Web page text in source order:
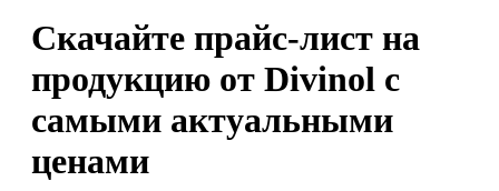
Скачайте прайс-лист на
продукцию от Divinol с
самыми актуальными
ценами